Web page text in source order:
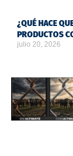
¿QUÉ HACE
PRODUCTOS
julio 20, 2026